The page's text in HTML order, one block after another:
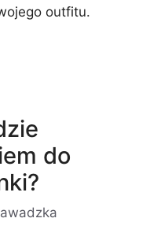
outfitu.
do